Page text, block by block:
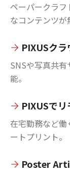
ペーパークラフ
なコンテンツが
PIXUSク
SNSや写真共
能。
PIXUSで
在宅勤務など働
ートプリント。
Poster